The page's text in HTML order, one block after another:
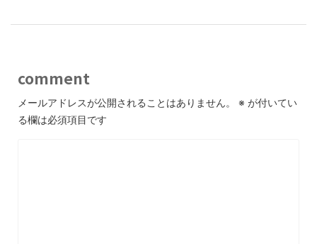
comment
メールアドレスが公開されることはありません。 ※ が付いてい
る欄は必須項目です